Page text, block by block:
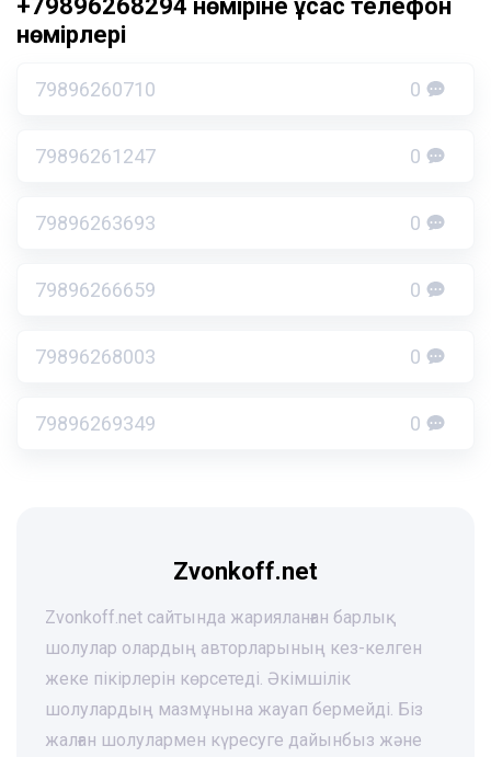
+79896268294 нөміріне ұқсас телефон
нөмірлері
79896260710 0
79896261247 0
79896263693 0
79896266659 0
79896268003 0
79896269349 0
Zvonkoff.net
Zvonkoff.net сайтында жарияланған барлық
шолулар олардың авторларының кез-келген
жеке пікірлерін көрсетеді. Әкімшілік
шолулардың мазмұнына жауап бермейді. Біз
жалған шолулармен күресуге дайынбыз және